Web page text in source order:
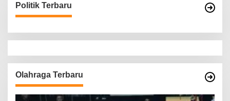
Politik Terbaru
Olahraga Terbaru